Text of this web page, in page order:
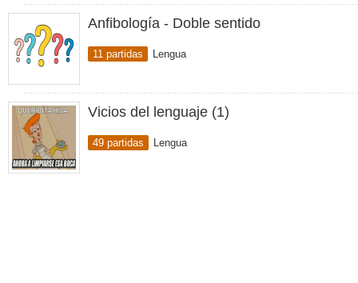
Anfibología - Doble sentido
11 partidas Lengua
Vicios del lenguaje (1)
49 partidas Lengua